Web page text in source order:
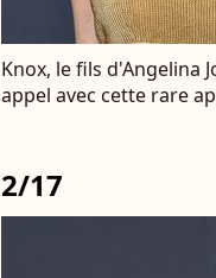
Knox, le fils d'Angelina
appel avec cette rare
2/17